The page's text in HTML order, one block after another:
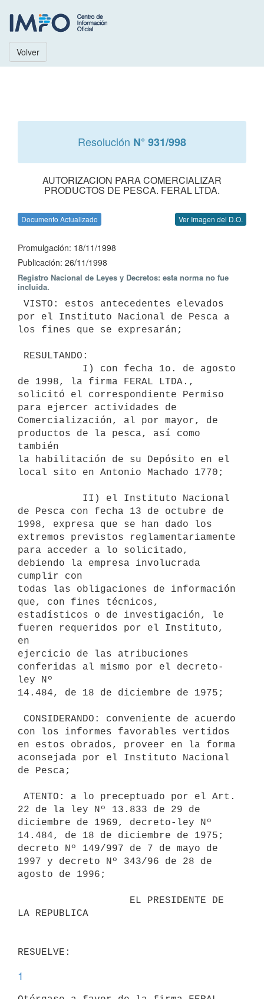
Volver
Resolución N° 931/998
AUTORIZACION PARA COMERCIALIZAR
PRODUCTOS DE PESCA. FERAL LTDA.
Documento Actualizado Ver Imagen del D.O.
Promulgación: 18/11/1998
Publicación: 26/11/1998
Registro Nacional de Leyes y Decretos: esta norma no fue
incluida.
por el Instituto Nacional de Pesca a
los fines que se expresarán;
de 1998, la firma FERAL LTDA.,
solicitó el correspondiente Permiso
para ejercer actividades de
Comercialización, al por mayor, de
productos de la pesca, así como
también
la habilitación de su Depósito en el
local sito en Antonio Machado 1770;
de Pesca con fecha 13 de octubre de
1998, expresa que se han dado los
extremos previstos reglamentariamente
para acceder a lo solicitado,
debiendo la empresa involucrada
cumplir con
todas las obligaciones de información
que, con fines técnicos,
estadísticos o de investigación, le
fueren requeridos por el Instituto,
en
ejercicio de las atribuciones
conferidas al mismo por el decreto-
ley Nº
14.484, de 18 de diciembre de 1975;
con los informes favorables vertidos
en estos obrados, proveer en la forma
aconsejada por el Instituto Nacional
de Pesca;
22 de la ley Nº 13.833 de 29 de
diciembre de 1969, decreto-ley Nº
14.484, de 18 de diciembre de 1975;
decreto Nº 149/997 de 7 de mayo de
1997 y decreto Nº 343/96 de 28 de
agosto de 1996;
LA REPUBLICA
1